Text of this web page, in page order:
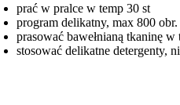
prać w pralce w temp 30 st
program delikatny, max 800
prasować bawełnianą tkaninę
stosować delikatne detergenty,